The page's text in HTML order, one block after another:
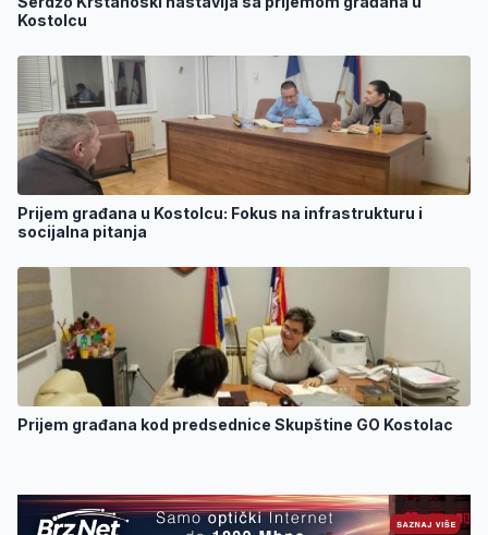
Kostolcu
Prijem građana u Kostolcu: Fokus na infrastrukturu i
socijalna pitanja
Prijem građana kod predsednice Skupštine GO Kostolac